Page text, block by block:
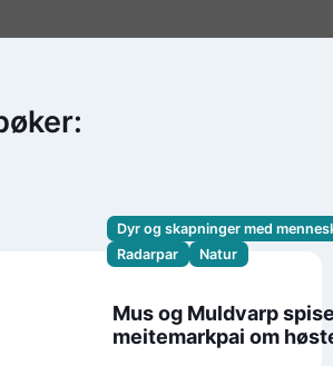
Dyr og skapninger med
Radarpar
Natur
Mus og Muldvarp
meitemarkpai om